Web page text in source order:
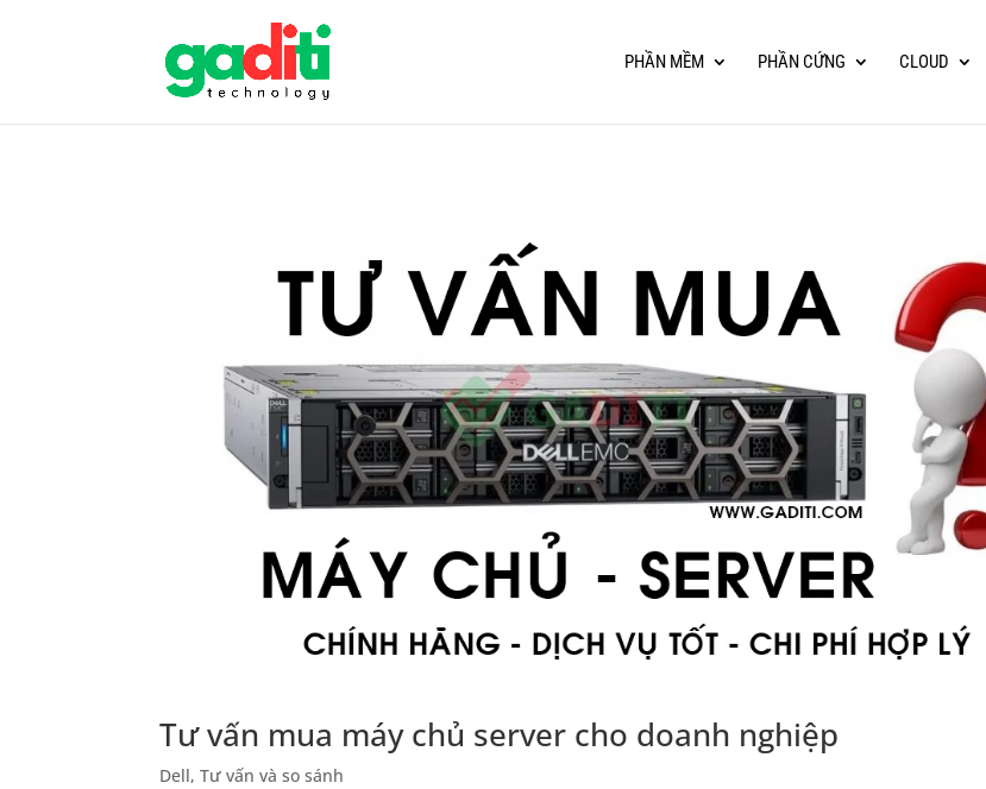
PHẦN MỀM PHẦN CỨNG CLOUD
Tư vấn mua máy chủ server cho doanh nghiệp
Dell,Tư vấn và so sánh